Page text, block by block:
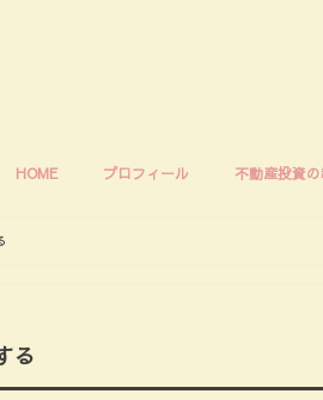
HOME プロフィール 不動産投資
る